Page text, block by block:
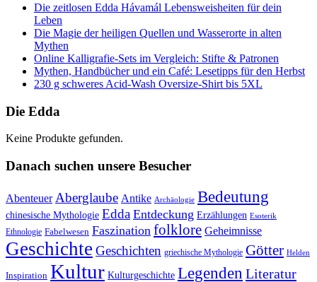
Die zeitlosen Edda Hávamál Lebensweisheiten für dein
Leben
Die Magie der heiligen Quellen und Wasserorte in alten
Mythen
Online Kalligrafie‑Sets im Vergleich: Stifte & Patronen
Mythen, Handbücher und ein Café: Lesetipps für den Herbst
230 g schweres Acid-Wash Oversize-Shirt bis 5XL
Die Edda
Keine Produkte gefunden.
Danach suchen unsere Besucher
Abenteuer Aberglaube Antike Archäologie Bedeutung
chinesische Mythologie Edda Entdeckung Erzählungen Esoterik
Ethnologie Fabelwesen Faszination folklore Geheimnisse
Geschichte Geschichten griechische Mythologie Götter Helden
Inspiration Kultur Kulturgeschichte Legenden Literatur